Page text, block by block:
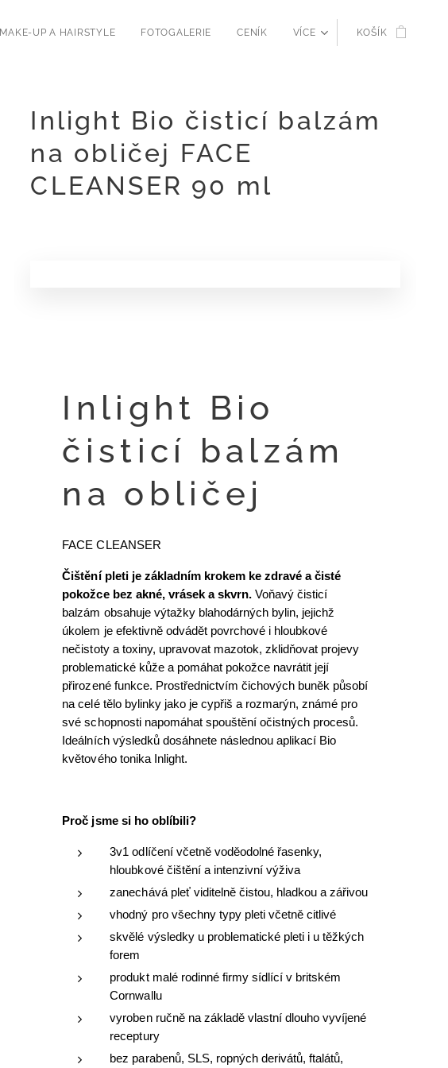
MAKE-UP A HAIRSTYLE FOTOGALERIE CENÍK VÍCE KOŠÍK
Inlight Bio čisticí balzám
na obličej FACE
CLEANSER 90 ml
Inlight Bio
čisticí balzám
na obličej
FACE CLEANSER
Čištění pleti je základním krokem ke zdravé a čisté
pokožce bez akné, vrásek a skvrn.Voňavý čisticí
balzám obsahuje výtažky blahodárných bylin, jejichž
úkolem je efektivně odvádět povrchové i hloubkové
nečistoty a toxiny, upravovat mazotok, zklidňovat projevy
problematické kůže a pomáhat pokožce navrátit její
přirozené funkce. Prostřednictvím čichových buněk působí
na celé tělo bylinky jako je cypřiš a rozmarýn, známé pro
své schopnosti napomáhat spouštění očistných procesů.
Ideálních výsledků dosáhnete následnou aplikací Bio
květového tonika Inlight.
Proč jsme si ho oblíbili?
3v1 odlíčení včetně voděodolné řasenky,
hloubkové čištění a intenzivní výživa
zanechává pleť viditelně čistou, hladkou a zářivou
vhodný pro všechny typy pleti včetně citlivé
skvělé výsledky u problematické pleti i u těžkých
forem
produkt malé rodinné firmy sídlící v britském
Cornwallu
vyroben ručně na základě vlastní dlouho vyvíjené
receptury
bez parabenů, SLS, ropných derivátů, ftalátů,